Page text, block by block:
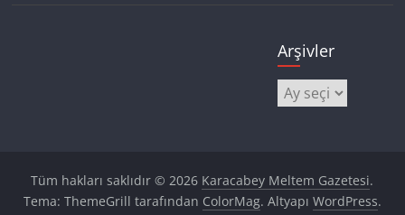
Arşivler
Arşivler
Tüm hakları saklıdır © 2026 Karacabey Meltem Gazetesi.
Tema: ThemeGrill tarafından ColorMag. Altyapı WordPress.